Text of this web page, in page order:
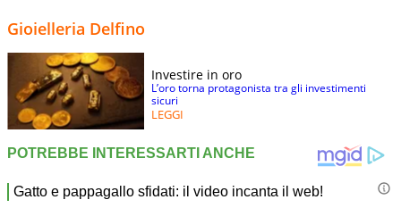
Gioielleria Delfino
Investire in oro
L’oro torna protagonista tra gli investimenti
sicuri
LEGGI